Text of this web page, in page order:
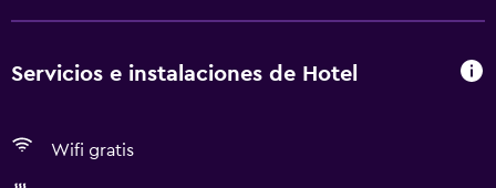
Servicios e instalaciones de Hotel
Wifi gratis